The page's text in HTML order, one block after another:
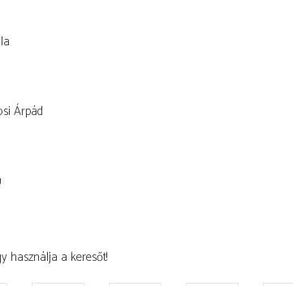
Árpád
használja a keresőt!